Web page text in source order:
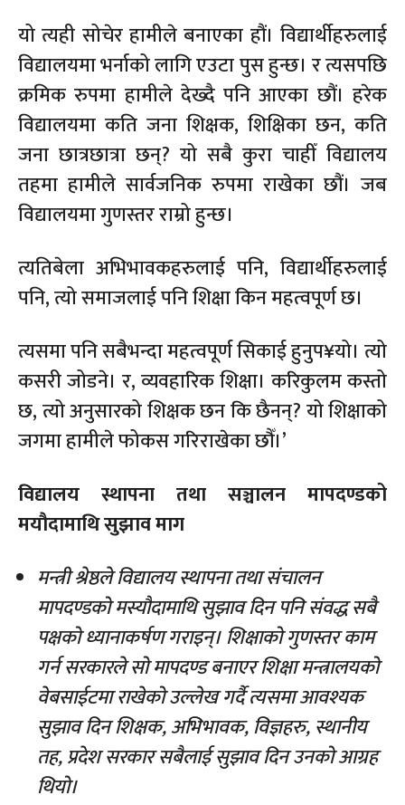
यो त्यही सोचेर हामीले बनाएका हौं। विद्यार्थीहरुलाई
विद्यालयमा भर्नाको लागि एउटा पुस हुन्छ। र त्यसपछि
क्रमिक रुपमा हामीले देख्दै पनि आएका छौं। हरेक
विद्यालयमा कति जना शिक्षक, शिक्षिका छन, कति
जना छात्रछात्रा छन्? यो सबै कुरा चाहीँ विद्यालय
तहमा हामीले सार्वजनिक रुपमा राखेका छौं। जब
विद्यालयमा गुणस्तर राम्रो हुन्छ।
त्यतिबेला अभिभावकहरुलाई पनि, विद्यार्थीहरुलाई
पनि, त्यो समाजलाई पनि शिक्षा किन महत्वपूर्ण छ।
त्यसमा पनि सबैभन्दा महत्वपूर्ण सिकाई हुनुप¥यो। त्यो
कसरी जोडने। र, व्यवहारिक शिक्षा। करिकुलम कस्तो
छ, त्यो अनुसारको शिक्षक छन कि छैनन्? यो शिक्षाको
जगमा हामीले फोकस गरिराखेका छौँ।’
विद्यालय स्थापना तथा सञ्चालन मापदण्डको
मयौदामाथि सुझाव माग
मन्त्री श्रेष्ठले विद्यालय स्थापना तथा संचालन
मापदण्डको मस्यौदामाथि सुझाव दिन पनि संवद्ध सबै
पक्षको ध्यानाकर्षण गराइन्। शिक्षाको गुणस्तर काम
गर्न सरकारले सो मापदण्ड बनाएर शिक्षा मन्त्रालयको
वेबसाईटमा राखेको उल्लेख गर्दै त्यसमा आवश्यक
सुझाव दिन शिक्षक, अभिभावक, विज्ञहरु, स्थानीय
तह, प्रदेश सरकार सबैलाई सुझाव दिन उनको आग्रह
थियो।